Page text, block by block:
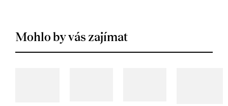
Mohlo by vás zajímat